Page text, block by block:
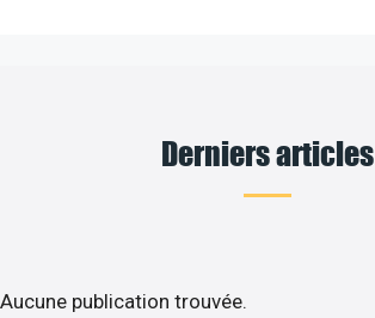
Derniers articles
Aucune publication trouvée.